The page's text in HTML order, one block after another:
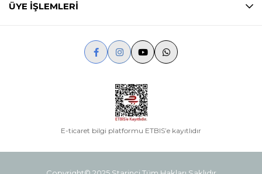
ÜYE İŞLEMLERİ
E-ticaret bilgi platformu ETBIS’e kayıtlıdır